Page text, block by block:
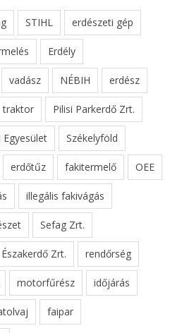
STIHL erdészeti gép
Erdély
vadász NÉBIH erdész
traktor Pilisi Parkerdő Zrt.
Egyesület Székelyföld
erdőtűz fakitermelő OEE
illegális fakivágás
Sefag Zrt.
Északerdő Zrt. rendőrség
motorfűrész időjárás
faipar